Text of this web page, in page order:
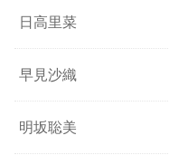
日高里菜
早見沙織
明坂聡美